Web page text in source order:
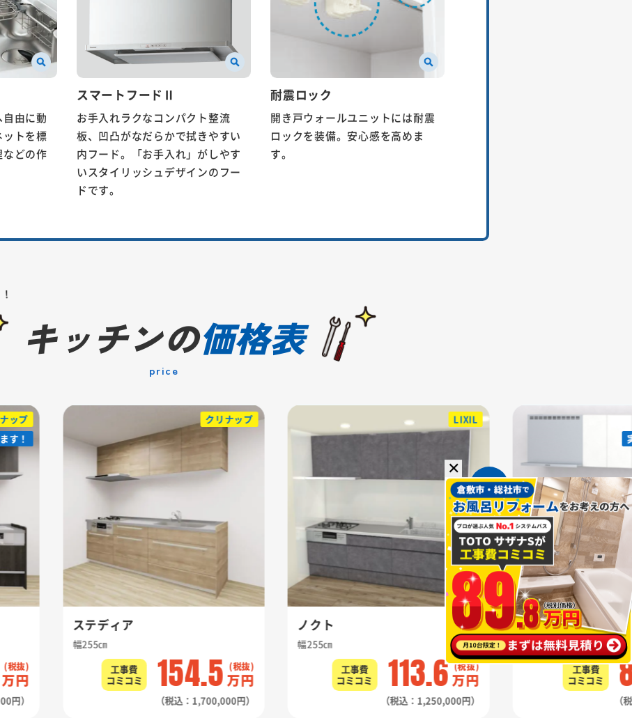
由に動
トを標
どの作
スマートフードⅡ
お手入れラクなコンパクト整流
板、凹凸がなだらかで拭きやすい
内フード。「お手入れ」がしやす
いスタイリッシュデザインのフー
ドです。
耐震ロック
開き戸ウォールユニットには耐震
ロックを装備。安心感を高めま
す。
キッチンの価格表
price
ップ
す！
す！
万円
円）
クリナップ
ステディア
幅255㎝
工事費
コミコミ
154.5 万円
（税込：1,700,000円）
LIXIL
ノクト
幅255㎝
工事費
コミコミ
113.6万円
（税込：1,250,000円）
ミッテ
幅255㎝
工事費
コミコミ
（
✕